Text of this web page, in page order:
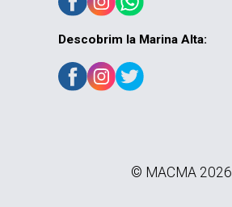
Descobrim la Marina Alta:
© MACMA 2026